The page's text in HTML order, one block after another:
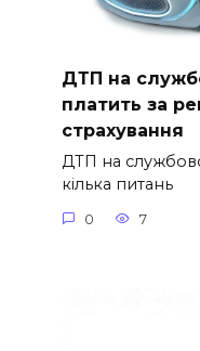
ДТП на
платить за
страхування
ДТП на
кілька питань
0 7